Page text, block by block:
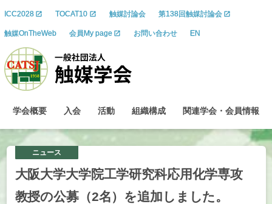
ICC2028 TOCAT10 触媒討論会 第138回触媒討論会
触媒OnTheWeb 会員My page お問い合わせ EN
学会概要 入会 活動 組織構成 関連学会 ・ 会員情報
ニュース
大阪大学大学院工学研究科応用化学専攻
教授の公募（2名）を追加しました。